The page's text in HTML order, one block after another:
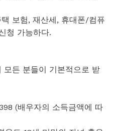
보험, 재산세, 휴대폰/컴퓨
청 가능하다.
모든 분들이 기본적으로 받
(배우자의 소득금액에 따